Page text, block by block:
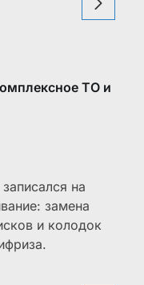
ТО и
на
замена
и колодок